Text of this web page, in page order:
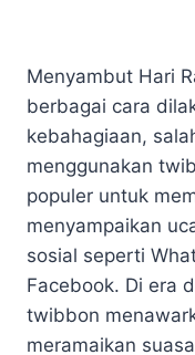
Menyambut Hari
berbagai cara
kebahagiaan,
menggunakan
populer untuk
menyampaikan
sosial seperti
Facebook. Di era
twibbon
meramaikan